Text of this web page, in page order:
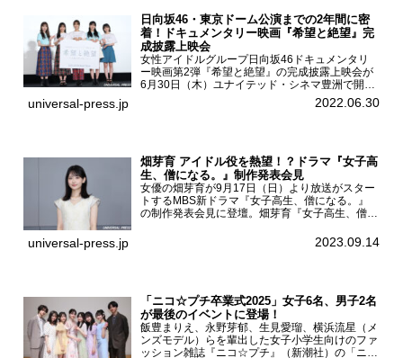
日向坂46・東京ドーム公演までの2年間に密
着！ドキュメンタリー映画『希望と絶望』完
成披露上映会
女性アイドルグループ日向坂46ドキュメンタリ
ー映画第2弾『希望と絶望』の完成披露上映会が
6月30日（木）ユナイテッド・シネマ豊洲で開催
され、日向坂46メンバーの加藤史帆、齊藤京
子、佐々木久美、富田鈴花、松田好花の5人が登
universal-press.jp 2022.06.30
畑芽育 アイドル役を熱望！？ドラマ『女子高
生、僧になる。』制作発表会見
女優の畑芽育が9月17日（日）より放送がスター
トするMBS新ドラマ『女子高生、僧になる。』
の制作発表会見に登壇。畑芽育『女子高生、僧に
ーについて「下白石麦は頭にビックリマークと、
universal-press.jp 2023.09.14
「ニコ☆プチ卒業式2025」女子6名、男子2名
が最後のイベントに登場！
飯豊まりえ、永野芽郁、生見愛瑠、横浜流星（メ
ンズモデル）らを輩出した女子小学生向けのファ
ッション雑誌『ニコ☆プチ』（新潮社）の「ニコ